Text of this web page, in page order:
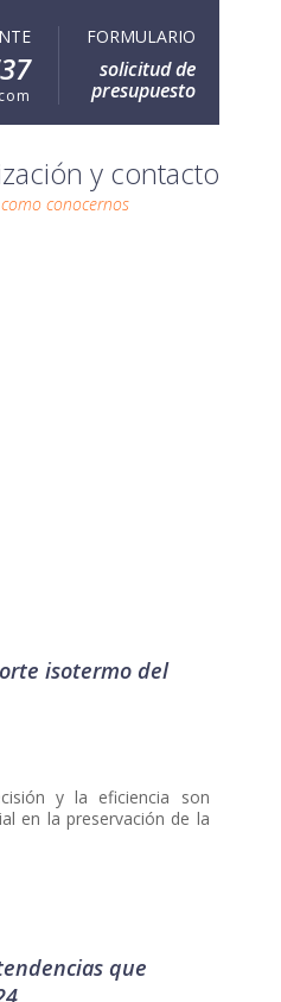
FORMULARIO
solicitud de
presupuesto
y contacto
conocernos
isotermo del
y la eficiencia son
en la preservación de la
que